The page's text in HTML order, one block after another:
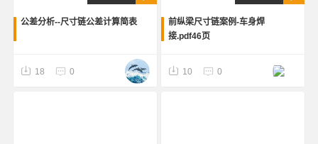
公差分析--尺寸链公差计算简表
18 0
前纵梁尺寸链案例-车身焊
接.pdf46页
10 0